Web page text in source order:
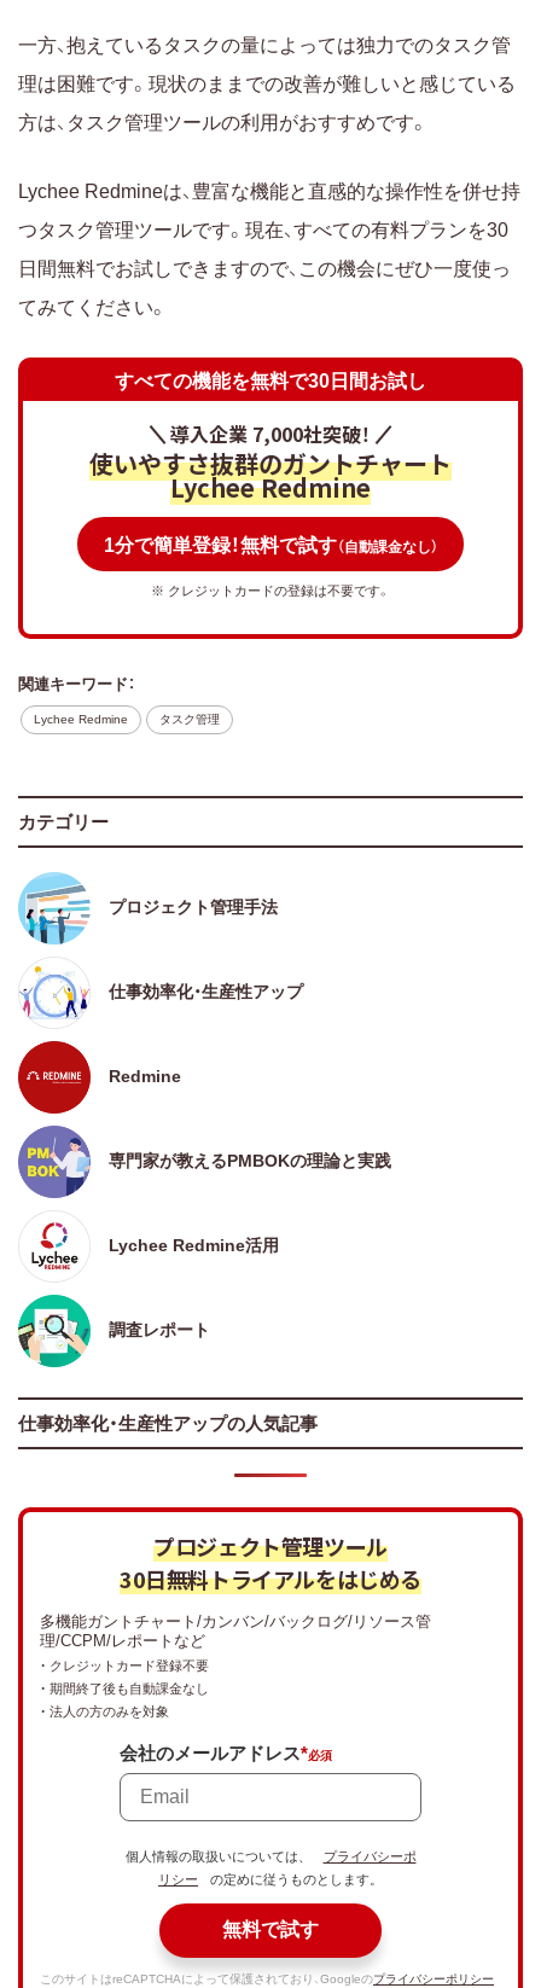
一方、抱えているタスクの量によっては独力でのタスク管
理は困難です。現状のままでの改善が難しいと感じている
方は、タスク管理ツールの利用がおすすめです。
Lychee Redmineは、豊富な機能と直感的な操作性を併せ持
つタスク管理ツールです。現在、すべての有料プランを30
日間無料でお試しできますので、この機会にぜひ一度使っ
てみてください。
すべての機能を無料で30日間お試し
導入企業 7,000社突破！
使いやすさ抜群のガントチャート
Lychee Redmine
1分で簡単登録！無料で試す（自動課金なし）
※ クレジットカードの登録は不要です。
関連キーワード：
Lychee Redmine タスク管理
カテゴリー
プロジェクト管理手法
仕事効率化・生産性アップ
Redmine
専門家が教えるPMBOKの理論と実践
Lychee Redmine活用
調査レポート
仕事効率化・生産性アップの人気記事
プロジェクト管理ツール
30日無料トライアルをはじめる
多機能ガントチャート/カンバン/バックログ/リソース管
理/CCPM/レポートなど
・ クレジットカード登録不要
・ 期間終了後も自動課金なし
・ 法人の方のみを対象
*
会社のメールアドレス
個人情報の取扱いについては、
プライバシーポ
リシー
の定めに従うものとします。
無料で試す
このサイトはreCAPTCHAによって保護されており、Googleのプライバシーポリシー